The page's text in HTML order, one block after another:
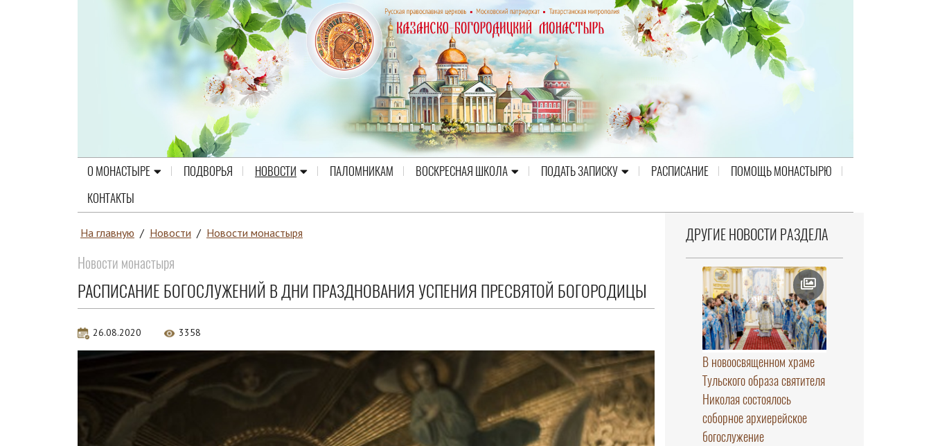
О МОНАСТЫРЕ ПОДВОРЬЯ НОВОСТИ ПАЛОМНИКАМ ВОСКРЕСНАЯ ШКОЛА ПОДАТЬ ЗАПИСКУ РАСПИСАНИЕ
ПОМОЩЬ МОНАСТЫРЮ
КОНТАКТЫ
На главную / Новости / Новости монастыря
Новости монастыря
РАСПИСАНИЕ БОГОСЛУЖЕНИЙ В ДНИ ПРАЗДНОВАНИЯ УСПЕНИЯ ПРЕСВЯТОЙ БОГОРОДИЦЫ
26.08.2020 3358
ДРУГИЕ НОВОСТИ РАЗДЕЛА
В новоосвященном храме
Тульского образа святителя
Николая состоялось
соборное архиерейское
богослужение